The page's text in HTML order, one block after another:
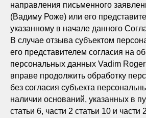
направления письменного
(Вадиму Роже) или его
указанному в начале данного
В случае отзыва субъектом
его представителем согласия на
персональных данных Vadim
вправе продолжить обработку
без согласия субъекта
наличии оснований, указанных в
статьи 6, части 2 статьи 10 и части